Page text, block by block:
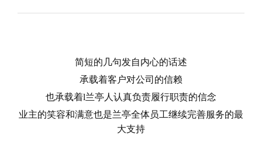
简短的几句发自内心的话述
承载着客户对公司的信赖
也承载着l兰亭人认真负责履行职责的信念
业主的笑容和满意也是兰亭全体员工继续完善服务的最
大支持